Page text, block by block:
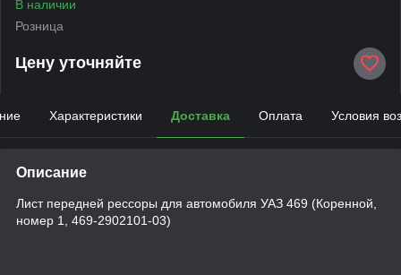
В наличии
Розница
Цену уточняйте
Характеристики Доставка Оплата Условия
Описание
Лист передней рессоры для автомобиля УАЗ 469 (Коренной,
номер 1, 469-2902101-03)